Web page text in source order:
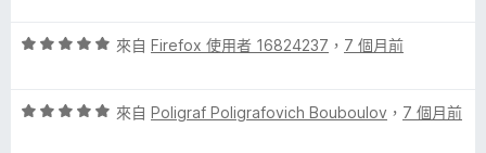
論
分
分
分
評
分
來自 Firefox 使用者 16824237 ， 7 個月前
評
來自 Poligraf Poligrafovich Bouboulov ， 7 個月前